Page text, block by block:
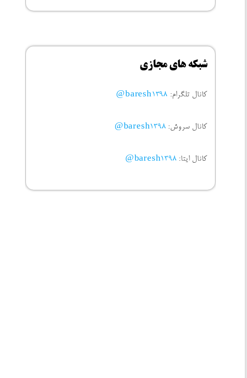
شبکه های مجازی
کانال تلگرام: baresh1398@
کانال سروش: baresh1398@
کانال ایتا: baresh1398@